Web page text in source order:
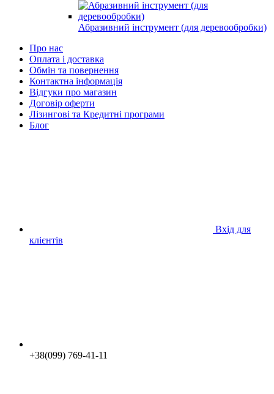
Абразивний інструмент (для деревообробки)
Про нас
Оплата і доставка
Обмін та повернення
Контактна інформація
Відгуки про магазин
Договір оферти
Лізингові та Кредитні програми
Блог
Вхід для
клієнтів
+38(099) 769-41-11